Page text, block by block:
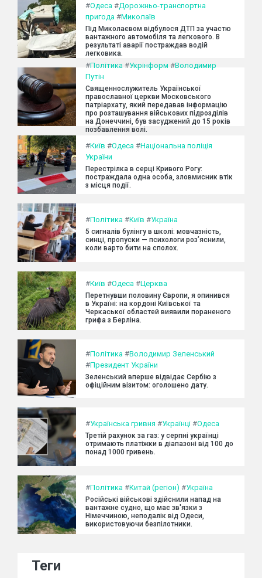
#Одеса #Дорожньо-транспортна
пригода #Миколаїв
Під Миколаєвом відбулося ДТП за участю
вантажного автомобіля та легкового. В
результаті аварії постраждав водій
легковика.
#Політика #Укрінформ #Володимир
Путін
Священнослужитель Української
православної церкви Московського
патріархату, який передавав інформацію
про розташування військових підрозділів
на Донеччині, був засуджений до 15 років
позбавлення волі.
#Київ #Одеса #Національна поліція
України
Перестрілка в серці Кривого Рогу:
постраждала одна особа, зловмисник втік
з місця події.
#Політика #Київ #Україна
5 сигналів булінгу в школі: мовчазність,
синці, пропуски — психологи роз’яснили,
коли варто бити на сполох.
#Київ #Одеса #Церква
Перетнувши половину Європи, я опинився
в Україні: на кордоні Київської та
Черкаської областей виявили пораненого
грифа з Берліна.
#Політика #Володимир Зеленський
#Президент України
Зеленський вперше відвідає Сербію з
офіційним візитом: оголошено дату.
#Українська гривня #Українці #Одеса
Третій рахунок за газ: у серпні українці
отримають платіжки в діапазоні від 100 до
понад 1000 гривень.
#Політика #Китай (регіон) #Україна
Російські військові здійснили напад на
вантажне судно, що має зв'язки з
Німеччиною, неподалік від Одеси,
використовуючи безпілотники.
Теги